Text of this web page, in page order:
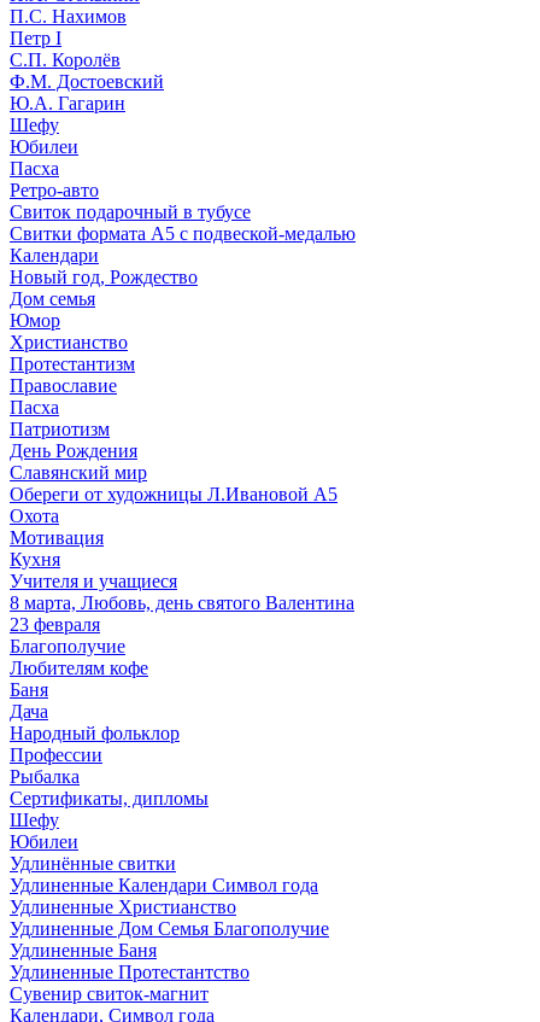
П.С. Нахимов
Петр I
С.П. Королёв
Ф.М. Достоевский
Ю.А. Гагарин
Шефу
Юбилеи
Пасха
Ретро-авто
Свиток подарочный в тубусе
Свитки формата А5 с подвеской-медалью
Календари
Новый год, Рождество
Дом семья
Юмор
Христианство
Протестантизм
Православие
Пасха
Патриотизм
День Рождения
Славянский мир
Обереги от художницы Л.Ивановой А5
Охота
Мотивация
Кухня
Учителя и учащиеся
8 марта, Любовь, день святого Валентина
23 февраля
Благополучие
Любителям кофе
Баня
Дача
Народный фольклор
Профессии
Рыбалка
Сертификаты, дипломы
Шефу
Юбилеи
Удлинённые свитки
Удлиненные Календари Символ года
Удлиненные Христианство
Удлиненные Дом Семья Благополучие
Удлиненные Баня
Удлиненные Протестантство
Сувенир свиток-магнит
Календари, Символ года